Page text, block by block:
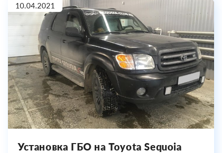
10.04.2021
Установка ГБО на Toyota Sequoia